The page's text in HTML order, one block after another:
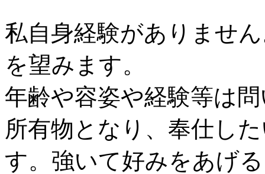
私自身経験がありませ
を望みます。
年齢や容姿や経験等は
所有物となり、奉仕し
す。強いて好みをあげ